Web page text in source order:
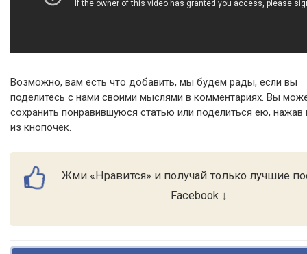
Возможно, вам есть что добавить, мы будем рады, если вы
поделитесь с нами своими мыслями в комментариях. Вы
сохранить понравившуюся статью или поделиться ею, нажав
из кнопочек.
Жми «Нравится» и получай только лучшие
Facebook ↓